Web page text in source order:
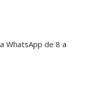
WhatsApp de 8 a